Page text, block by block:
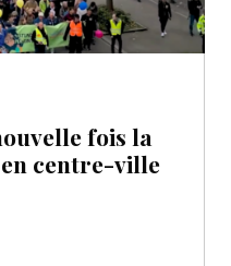
fois la
centre-ville